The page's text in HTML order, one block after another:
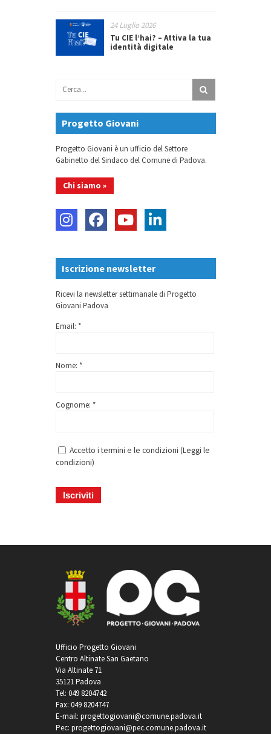
24 Luglio 2026
Tu CIE l’hai? – Attiva la tua
identità digitale
Progetto Giovani
Progetto Giovani è un ufficio del Settore
Gabinetto del Sindaco del Comune di Padova.
Chi siamo »
Iscrizione newsletter
Ricevi la newsletter settimanale di Progetto
Giovani Padova
Email: *
Nome: *
Cognome: *
Accetto i termini e le condizioni (Leggi le
condizioni)
Ufficio Progetto Giovani
Centro Altinate San Gaetano
Via Altinate 71
35121 Padova
Tel: 049 8204742
Fax: 049 8204747
E-mail: progettogiovani@comune.padova.it
Pec: progettogiovani@pec.comune.padova.it